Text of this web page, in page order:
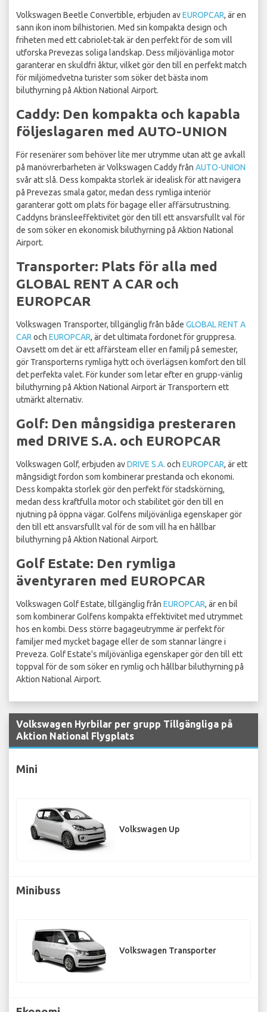
Volkswagen Beetle Convertible, erbjuden avEUROPCAR, är en
sann ikon inom bilhistorien. Med sin kompakta design och
friheten med ett cabriolet-tak är den perfekt för de som vill
utforska Prevezas soliga landskap. Dess miljövänliga motor
garanterar en skuldfri åktur, vilket gör den till en perfekt match
för miljömedvetna turister som söker det bästa inom
biluthyrning på Aktion National Airport.
Caddy: Den kompakta och kapabla
följeslagaren med AUTO-UNION
För resenärer som behöver lite mer utrymme utan att ge avkall
på manövrerbarheten är Volkswagen Caddy från AUTO-UNION
svår att slå. Dess kompakta storlek är idealisk för att navigera
på Prevezas smala gator, medan dess rymliga interiör
garanterar gott om plats för bagage eller affärsutrustning.
Caddyns bränsleeffektivitet gör den till ett ansvarsfullt val för
de som söker en ekonomisk biluthyrning på Aktion National
Airport.
Transporter: Plats för alla med
GLOBAL RENT A CAR och
EUROPCAR
Volkswagen Transporter, tillgänglig från både GLOBAL RENT A
CAR och EUROPCAR, är det ultimata fordonet för gruppresa.
Oavsett om det är ett affärsteam eller en familj på semester,
gör Transporterns rymliga hytt och överlägsen komfort den till
det perfekta valet. För kunder som letar efter en grupp-vänlig
biluthyrning på Aktion National Airport är Transportern ett
utmärkt alternativ.
Golf: Den mångsidiga presteraren
med DRIVE S.A. och EUROPCAR
Volkswagen Golf, erbjuden avDRIVE S.A. och EUROPCAR, är ett
mångsidigt fordon som kombinerar prestanda och ekonomi.
Dess kompakta storlek gör den perfekt för stadskörning,
medan dess kraftfulla motor och stabilitet gör den till en
njutning på öppna vägar. Golfens miljövänliga egenskaper gör
den till ett ansvarsfullt val för de som vill ha en hållbar
biluthyrning på Aktion National Airport.
Golf Estate: Den rymliga
äventyraren med EUROPCAR
Volkswagen Golf Estate, tillgänglig från EUROPCAR, är en bil
som kombinerar Golfens kompakta effektivitet med utrymmet
hos en kombi. Dess större bagageutrymme är perfekt för
familjer med mycket bagage eller de som stannar längre i
Preveza. Golf Estate's miljövänliga egenskaper gör den till ett
toppval för de som söker en rymlig och hållbar biluthyrning på
Aktion National Airport.
Volkswagen Hyrbilar per grupp Tillgängliga på
Aktion National Flygplats
Mini
Volkswagen Up
Minibuss
Volkswagen Transporter